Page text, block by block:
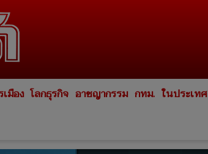
เมือง โลกธุรกิจ อาชญากรรม กทม. ในประเทศ